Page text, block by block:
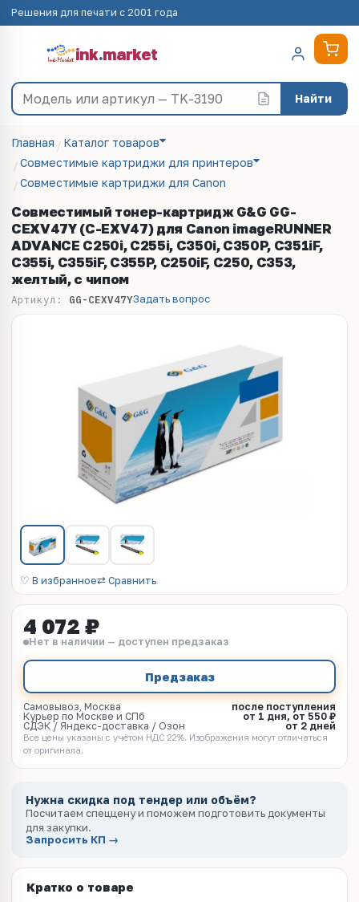
Решения для печати с 2001 года
ink.market
Найти
Главная
Каталог товаров
Совместимые картриджи для принтеров
Совместимые картриджи для Canon
Совместимый тонер-картридж G&G GG-
CEXV47Y (C-EXV47) для Canon imageRUNNER
ADVANCE C250i, C255i, C350i, C350P, C351iF,
C355i, C355iF, C355P, C250iF, C250, C353,
желтый, с чипом
Артикул: GG-CEXV47YЗадать вопрос
♡ В избранное⇄ Сравнить
4 072 ₽
Нет в наличии — доступен предзаказ
Предзаказ
Самовывоз, Москва
после поступления
Курьер по Москве и СПб
от 1 дня, от 550 ₽
СДЭК / Яндекс-доставка / Озон
от 2 дней
Все цены указаны с учётом НДС 22%. Изображения могут отличаться
от оригинала.
Нужна скидка под тендер или объём?
Посчитаем спеццену и поможем подготовить документы
для закупки.
Запросить КП →
Кратко о товаре